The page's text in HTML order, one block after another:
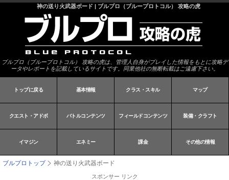
神の送り火武器ボード | ブルプロ（ブループロトコル） 攻略の虎
ブルプロ（ブループロトコル） 攻略の虎は、管理人自身がプレイした情報をもとに攻略デ
ータやレポートを記載しているサイトです。同業他社の無断転載はご遠慮下さい。
トップに戻る 基本情報 クラス・スキル マップ
クエスト・アドボ バトルコンテンツ フィールドコンテンツ 装備・クラフト
イマジン エネミー 課金 その他の情報
ブルプロトップ 神の送り火武器ボード
スポンサー リンク